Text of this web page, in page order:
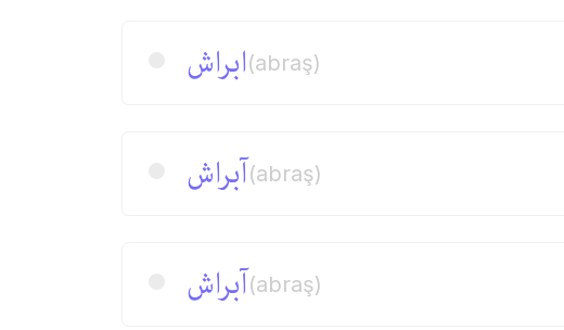
ابراش(abraş)
آبراش(abraş)
آبراش(abraş)